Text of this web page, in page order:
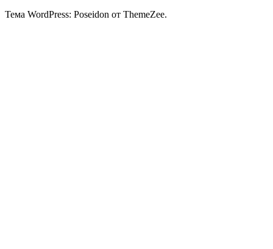
Тема WordPress: Poseidon от ThemeZee.